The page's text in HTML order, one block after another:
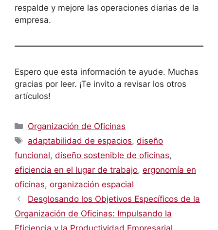
respalde y mejore las operaciones diarias de la
empresa.
Espero que esta información te ayude. Muchas
gracias por leer. ¡Te invito a revisar los otros
artículos!
Categorías
Organización de Oficinas
Etiquetas
adaptabilidad de espacios,diseño
funcional, diseño sostenible de oficinas,
eficiencia en el lugar de trabajo, ergonomía en
oficinas, organización espacial
Desglosando los Objetivos Específicos de la
Organización de Oficinas: Impulsando la
Eficiencia y la Productividad Empresarial